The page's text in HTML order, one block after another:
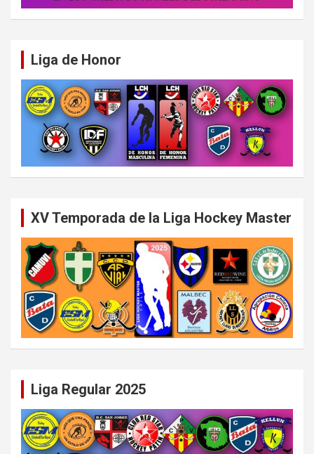
Liga de Honor
XV Temporada de la Liga Hockey Master
Liga Regular 2025